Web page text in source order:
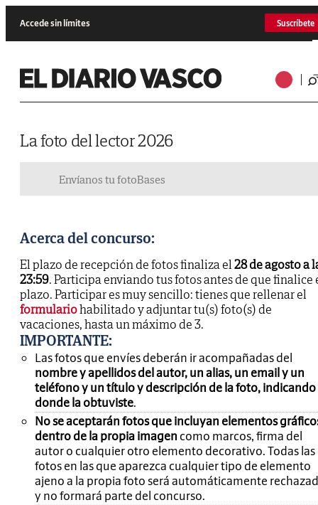
Accede sin límites Suscríbete
La foto del lector 2026
Envíanos tu fotoBases
Acerca del concurso:
El plazo de recepción de fotos finaliza el28 de agosto a
23:59. Participa enviando tus fotos antes de que finalice
plazo. Participar es muy sencillo: tienes que rellenar el
formulariohabilitado y adjuntar tu(s) foto(s) de
vacaciones, hasta un máximo de 3.
IMPORTANTE:
Las fotos que envíes deberán ir acompañadas del
nombre y apellidos del autor, un alias, un email y un
teléfono y un título y descripción de la foto, indicando
donde la obtuviste.
No se aceptarán fotos que incluyan elementos
dentro de la propia imagen como marcos, firma del
autor o cualquier otro elemento decorativo. Todas las
fotos en las que aparezca cualquier tipo de elemento
ajeno a la propia foto será automáticamente
y no formará parte del concurso.